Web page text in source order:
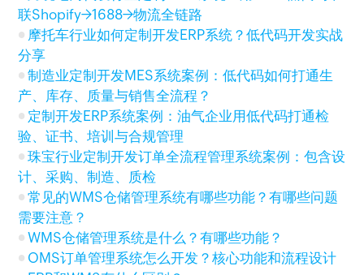
联Shopify→1688→物流全链路
摩托车行业如何定制开发ERP系统？低代码开发实战
分享
制造业定制开发MES系统案例：低代码如何打通生
产、库存、质量与销售全流程？
定制开发ERP系统案例：油气企业用低代码打通检
验、证书、培训与合规管理
珠宝行业定制开发订单全流程管理系统案例：包含设
计、采购、制造、质检
常见的WMS仓储管理系统有哪些功能？有哪些问题
需要注意？
WMS仓储管理系统是什么？有哪些功能？
OMS订单管理系统怎么开发？核心功能和流程设计